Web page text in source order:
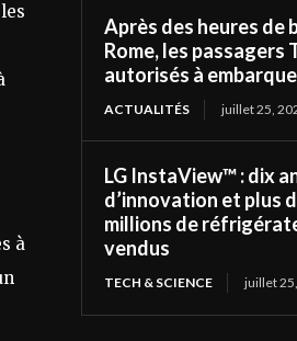
à
Après des heures de
Rome, les passagers
autorisés à
ACTUALITÉS juillet 25,
LG InstaView™ : dix
d’innovation et plus
millions de
vendus
TECH & SCIENCE juillet